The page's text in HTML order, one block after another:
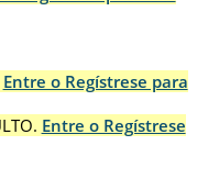
Entre o Regístrese para
Entre o Regístrese